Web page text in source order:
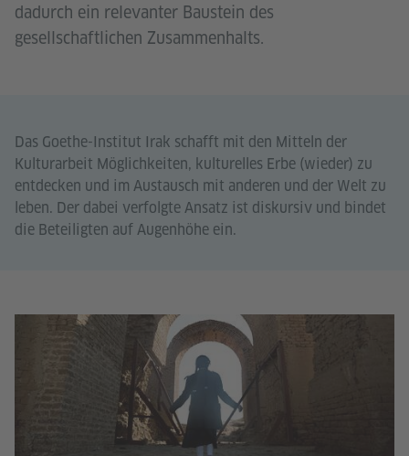
dadurch ein relevanter Baustein des
gesellschaftlichen Zusammenhalts.
Das Goethe-Institut Irak schafft mit den Mitteln der
Kulturarbeit Möglichkeiten, kulturelles Erbe (wieder) zu
entdecken und im Austausch mit anderen und der Welt zu
leben. Der dabei verfolgte Ansatz ist diskursiv und bindet
die Beteiligten auf Augenhöhe ein.